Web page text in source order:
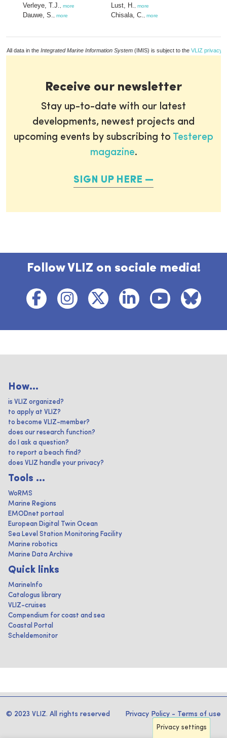
Verleye, T.J. more
Dauwe, S. more
Lust, H. more
Chisala, C. more
All data in the Integrated Marine Information System (IMIS) is subject to the VLIZ privacy
Receive our newsletter
Stay up-to-date with our latest
developments, newest projects and
upcoming events by subscribing to Testerep
magazine.
SIGN UP HERE
Follow VLIZ on sociale media!
How...
is VLIZ organized?
to apply at VLIZ?
to become VLIZ-member?
does our research function?
do I ask a question?
to report a beach find?
does VLIZ handle your privacy?
Tools ...
WoRMS
Marine Regions
EMODnet portaal
European Digital Twin Ocean
Sea Level Station Monitoring Facility
Marine robotics
Marine Data Archive
Quick links
MarineInfo
Catalogus library
VLIZ-cruises
Compendium for coast and sea
Coastal Portal
Scheldemonitor
© 2023 VLIZ. All rights reserved Privacy Policy - Terms of use
Privacy settings